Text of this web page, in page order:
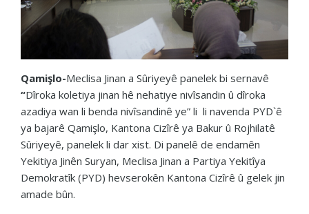
Qamişlo-Meclisa Jinan a Sûriyeyê panelek bi sernavê
“Dîroka koletiya jinan hê nehatiye nivîsandin û dîroka
azadiya wan li benda nivîsandinê ye” li li navenda PYD`ê
ya bajarê Qamişlo, Kantona Cizîrê ya Bakur û Rojhilatê
Sûriyeyê, panelek li dar xist. Di panelê de endamên
Yekitiya Jinên Suryan, Meclisa Jinan a Partiya Yekitîya
Demokratîk (PYD) hevserokên Kantona Cizîrê û gelek jin
amade bûn.